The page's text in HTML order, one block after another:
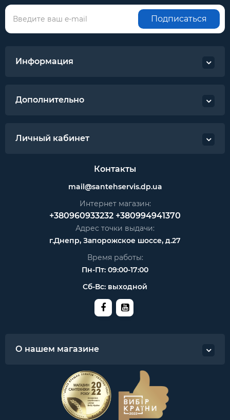
Подписаться
Информация
Дополнительно
Личный кабинет
Контакты
mail@santehservis.dp.ua
Интернет магазин:
+380960933232 +380994941370
Адрес точки выдачи:
г.Днепр, Запорожское шоссе, д.27
Время работы:
Пн-Пт: 09:00-17:00
Сб-Вс: выходной
О нашем магазине